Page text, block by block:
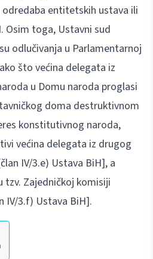
entitetskih ustava ili
Osim toga, Ustavni sud
odlučivanja u Parlamentarnoj
što većina delegata iz
u Domu naroda proglasi
doma destruktivnom
konstitutivnog naroda,
većina delegata iz drugog
IV/3.e) Ustava BiH], a
tzv. Zajedničkoj komisiji
IV/3.f) Ustava BiH].